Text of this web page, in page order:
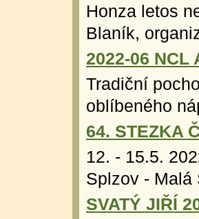
Honza letos
Blaník,
2022-06 NCL
Tradiční
oblíbeného
64. STEZKA
12. - 15.5.
Splzov -
SVATÝ JIŘÍ